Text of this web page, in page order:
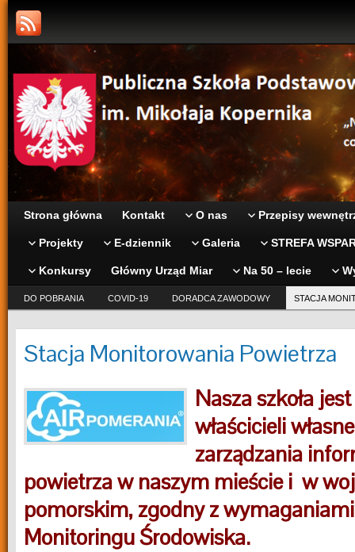
Strona główna Kontakt O nas Przepisy
Projekty E-dziennik Galeria STREFA
Konkursy Główny Urząd Miar Na 50 – lecie
DO POBRANIA COVID-19 DORADCA ZAWODOWY STACJA
Stacja Monitorowania Powietrza
Nasza szkoła
właścicieli
zarządzania
powietrza w naszym mieście i w
pomorskim, zgodny z
Monitoringu Środowiska.